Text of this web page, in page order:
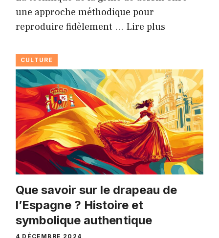
une approche méthodique pour
reproduire fidèlement … Lire plus
CULTURE
Que savoir sur le drapeau de
l’Espagne ? Histoire et
symbolique authentique
4 DÉCEMBRE 2024